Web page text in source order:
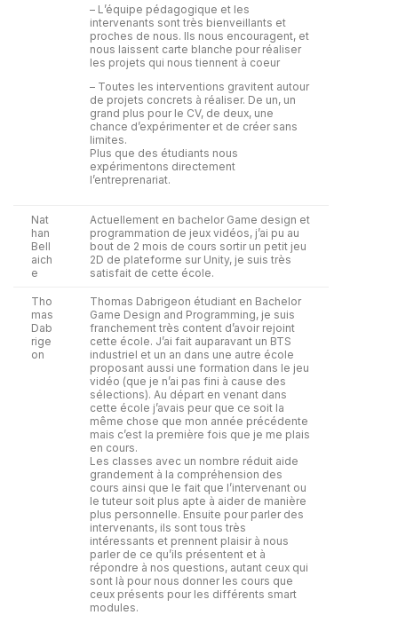
– L’équipe pédagogique et les
intervenants sont très bienveillants et
proches de nous. Ils nous encouragent, et
nous laissent carte blanche pour réaliser
les projets qui nous tiennent à coeur
– Toutes les interventions gravitent autour
de projets concrets à réaliser. De un, un
grand plus pour le CV, de deux, une
chance d’expérimenter et de créer sans
limites.
Plus que des étudiants nous
expérimentons directement
l’entreprenariat.
Nat
han
Bell
aich
e
Actuellement en bachelor Game design et
programmation de jeux vidéos, j’ai pu au
bout de 2 mois de cours sortir un petit jeu
2D de plateforme sur Unity, je suis très
satisfait de cette école.
Tho
mas
Dab
rige
on
Thomas Dabrigeon étudiant en Bachelor
Game Design and Programming, je suis
franchement très content d’avoir rejoint
cette école. J’ai fait auparavant un BTS
industriel et un an dans une autre école
proposant aussi une formation dans le jeu
vidéo (que je n’ai pas fini à cause des
sélections). Au départ en venant dans
cette école j’avais peur que ce soit la
même chose que mon année précédente
mais c’est la première fois que je me plais
en cours.
Les classes avec un nombre réduit aide
grandement à la compréhension des
cours ainsi que le fait que l’intervenant ou
le tuteur soit plus apte à aider de manière
plus personnelle. Ensuite pour parler des
intervenants, ils sont tous très
intéressants et prennent plaisir à nous
parler de ce qu’ils présentent et à
répondre à nos questions, autant ceux qui
sont là pour nous donner les cours que
ceux présents pour les différents smart
modules.